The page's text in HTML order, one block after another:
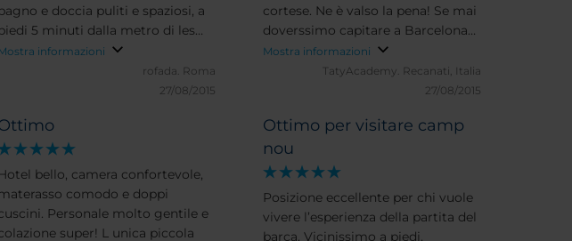
Hotel bello, camera confortevole,
comodo e doppi
Personale molto gentile e
super! L unica piccola
Ottimo per visitare camp
nou
Posizione eccellente per chi vuole
vivere l’esperienza della partita del
barça. Vicinissimo a piedi,
e doccia puliti e spaziosi, a
5 minuti dalla metro di les
Pelo nell'uovo la palestra è
chissenefrega. Rapporto qualità
informazioni
rofada. Roma
27/08/2015
cortese. Ne è valso la pena! Se mai
doverssimo capitare a Barcelona
rittorneremo sicuramente li.
Complimenti.
Mostra informazioni
TatyAcademy. Recanati, Italia
27/08/2015